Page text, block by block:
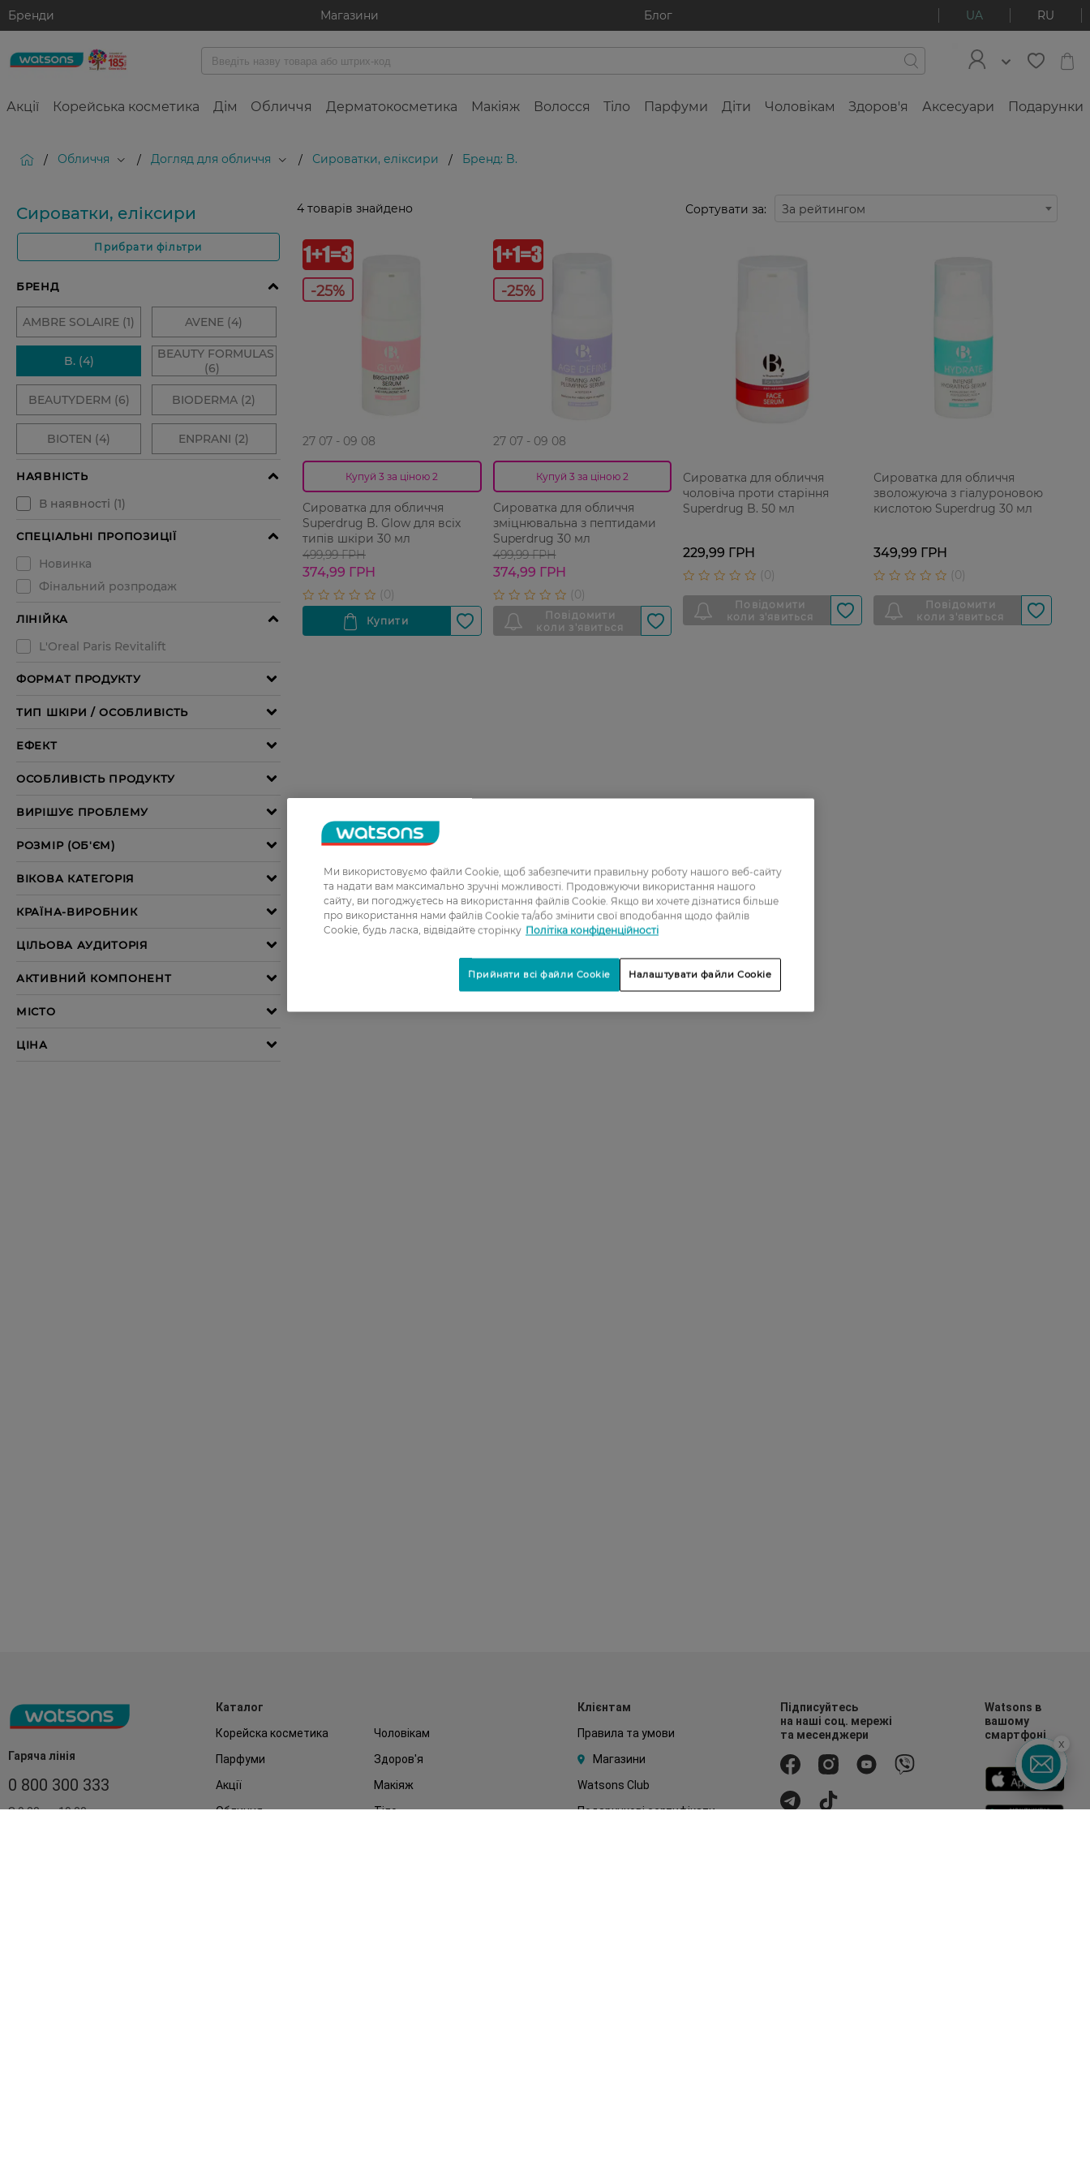
Бренди Магазини Блог UA RU
Акції Корейська косметика Дім Обличчя Дерматокосметика Макіяж Волосся Тіло Парфуми Діти Чоловікам Здоров'я Аксесуари Подарунки
/ Обличчя / Догляд для обличчя / Сироватки, еліксири / Бренд: B.
Сироватки, еліксири
Прибрати фільтри
4 товарів знайдено Сортувати за: За рейтингом
-25%
27 07 - 09 08
Купуй 3 за ціною 2
Сироватка для обличчя
Superdrug B. Glow для всіх
типів шкіри 30 мл
499,99 ГРН
374,99 ГРН
-25%
27 07 - 09 08
Купуй 3 за ціною 2
Сироватка для обличчя
зміцнювальна з пептидами
Superdrug 30 мл
499,99 ГРН
374,99 ГРН
Сироватка для обличчя
чоловіча проти старіння
Superdrug B. 50 мл
229,99 ГРН
Сироватка для обличчя
зволожуюча з гіалуроновою
кислотою Superdrug 30 мл
349,99 ГРН
Гаряча лінія
0 800 300 333
З 9:00 до 19:00
Каталог
Корейска косметика
Чоловікам
Парфуми
Здоров'я
Акції
Макіяж
Обличчя
Тіло
Клієнтам
Правила та умови
Магазини
Watsons Club
Подарункові сертифікати
Підписуйтесь
на наші соц. мережі
та месенджери
Watsons в
вашому
смартфоні
x
Ми використовуємо файли Cookie, щоб забезпечити правильну роботу нашого веб-сайту
та надати вам максимально зручні можливості. Продовжуючи використання нашого
сайту, ви погоджуєтесь на використання файлів Cookie. Якщо ви хочете дізнатися більше
про використання нами файлів Cookie та/або змінити свої вподобання щодо файлів
Cookie, будь ласка, відвідайте сторінку Політіка конфіденційності
Налаштувати файли Cookie
Прийняти всі файли Cookie